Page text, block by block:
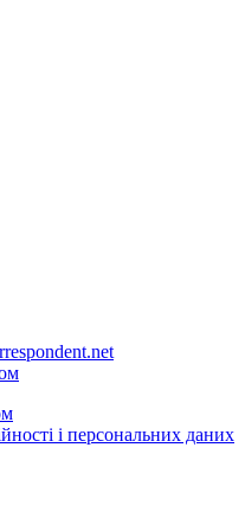
і персональних даних